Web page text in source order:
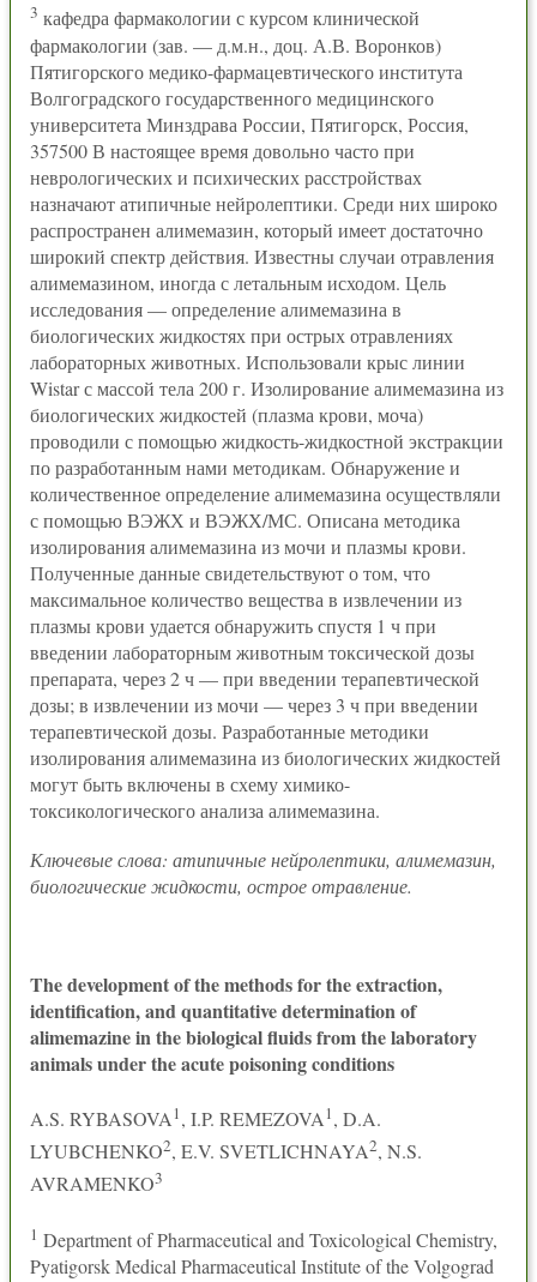
3 кафедра фармакологии с курсом клинической
фармакологии (зав. — д.м.н., доц. А.В. Воронков)
Пятигорского медико-фармацевтического института
Волгоградского государственного медицинского
университета Минздрава России, Пятигорск, Россия,
357500 В настоящее время довольно часто при
неврологических и психических расстройствах
назначают атипичные нейролептики. Среди них широко
распространен алимемазин, который имеет достаточно
широкий спектр действия. Известны случаи отравления
алимемазином, иногда с летальным исходом. Цель
исследования — определение алимемазина в
биологических жидкостях при острых отравлениях
лабораторных животных. Использовали крыс линии
Wistar с массой тела 200 г. Изолирование алимемазина из
биологических жидкостей (плазма крови, моча)
проводили с помощью жидкость-жидкостной экстракции
по разработанным нами методикам. Обнаружение и
количественное определение алимемазина осуществляли
с помощью ВЭЖХ и ВЭЖХ/МС. Описана методика
изолирования алимемазина из мочи и плазмы крови.
Полученные данные свидетельствуют о том, что
максимальное количество вещества в извлечении из
плазмы крови удается обнаружить спустя 1 ч при
введении лабораторным животным токсической дозы
препарата, через 2 ч — при введении терапевтической
дозы; в извлечении из мочи — через 3 ч при введении
терапевтической дозы. Разработанные методики
изолирования алимемазина из биологических жидкостей
могут быть включены в схему химико-
токсикологического анализа алимемазина.
Ключевые слова: атипичные нейролептики, алимемазин,
биологические жидкости, острое отравление.
The development of the methods for the extraction,
identification, and quantitative determination of
alimemazine in the biological fluids from the laboratory
animals under the acute poisoning conditions
A.S. RYBASOVA 1, I.P. REMEZOVA 1, D.A.
LYUBCHENKO2, E.V. SVETLICHNAYA2, N.S.
AVRAMENKO3
1 Department of Pharmaceutical and Toxicological Chemistry,
Pyatigorsk Medical Pharmaceutical Institute of the Volgograd